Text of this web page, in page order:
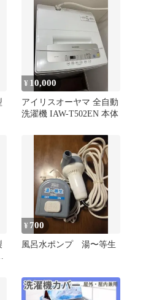
¥ 10,000
アイリスオーヤマ 全自動
洗濯機 IAW-T502EN 本体
¥ 700
風呂水ポンプ 湯〜等生